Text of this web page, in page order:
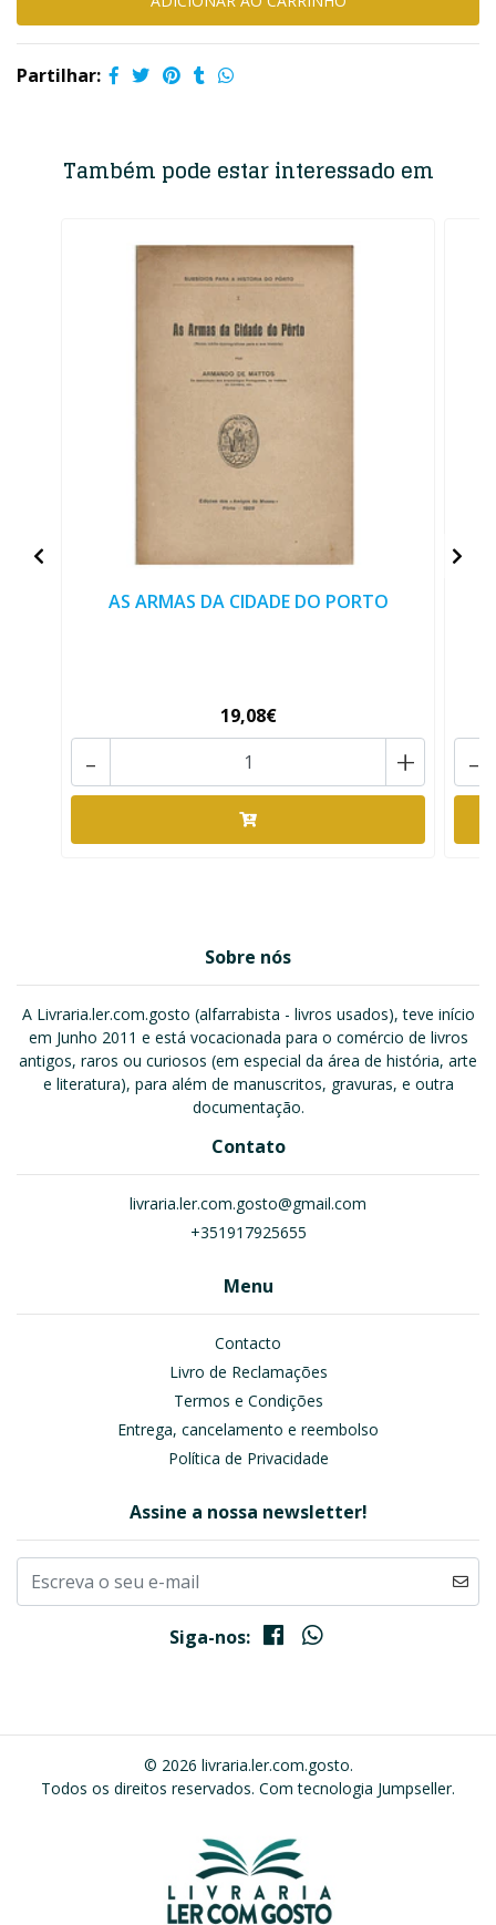
Partilhar:
Também pode estar interessado em
AS ARMAS DA CIDADE DO PORTO
19,08€
+
- -
Sobre nós
A Livraria.ler.com.gosto (alfarrabista - livros usados), teve início
em Junho 2011 e está vocacionada para o comércio de livros
antigos, raros ou curiosos (em especial da área de história, arte
e literatura), para além de manuscritos, gravuras, e outra
documentação.
Contato
livraria.ler.com.gosto@gmail.com
+351917925655
Menu
Contacto
Livro de Reclamações
Termos e Condições
Entrega, cancelamento e reembolso
Política de Privacidade
Assine a nossa newsletter!
Siga-nos:
© 2026 livraria.ler.com.gosto.
Todos os direitos reservados. Com tecnologia Jumpseller.